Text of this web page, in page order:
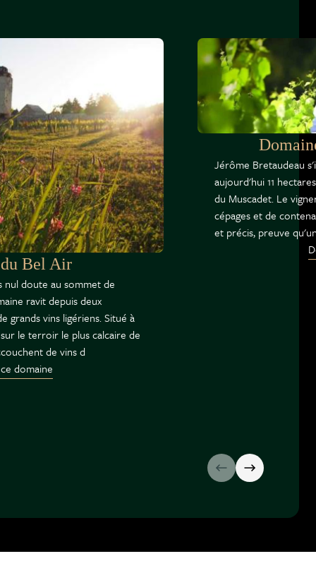
Bel Air
nul doute au sommet de
ravit depuis deux
grands vins ligériens. Situé à
le terroir le plus calcaire de
de vins d
domaine
Jérôme Bretaudeau
aujourd'hui 11
du Muscadet. Le
cépages et de
et précis, preuve